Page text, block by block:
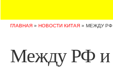
ГЛАВНАЯ » НОВОСТИ КИТАЯ » МЕЖДУ РФ
Между РФ и